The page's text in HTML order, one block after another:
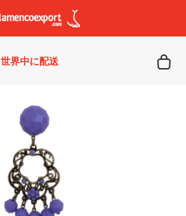
世界中に配送